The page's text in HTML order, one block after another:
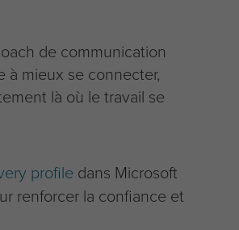
de communication
à mieux se connecter,
là où le travail se
profile dans Microsoft
renforcer la confiance et